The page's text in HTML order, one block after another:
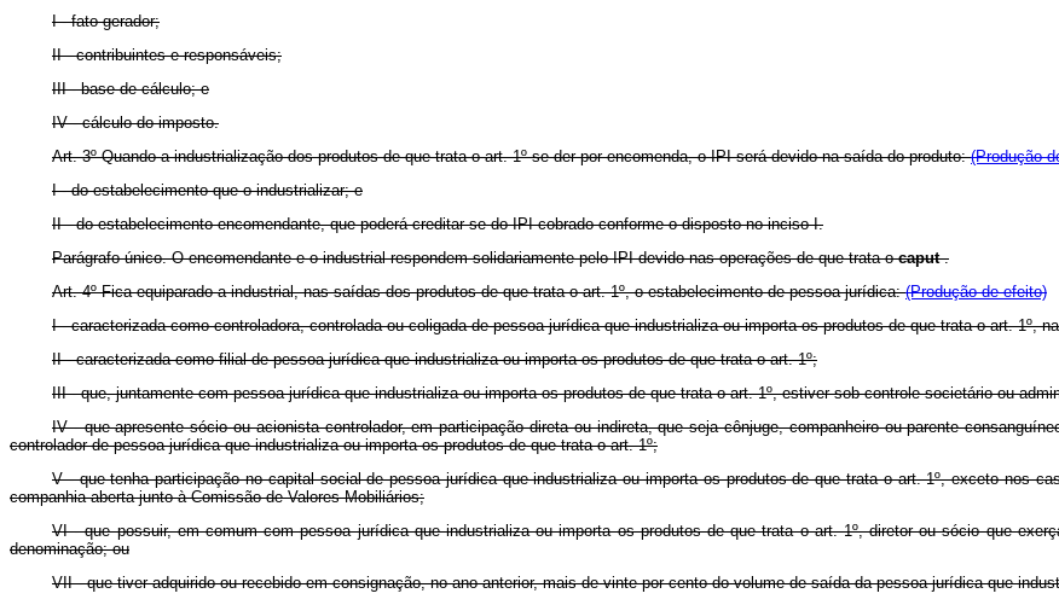
I - fato gerador;
II - contribuintes e responsáveis;
III - base de cálculo; e
IV - cálculo do imposto.
Art. 3º Quando a industrialização dos produtos de que trata o art. 1º se der por encomenda, o IPI será devido na saída do produto:(Produção
I - do estabelecimento que o industrializar; e
II - do estabelecimento encomendante, que poderá creditar-se do IPI cobrado conforme o disposto no inciso I.
Parágrafo único. O encomendante e o industrial respondem solidariamente pelo IPI devido nas operações de que trata ocaput.
Art. 4º Fica equiparado a industrial, nas saídas dos produtos de que trata o art. 1º, o estabelecimento de pessoa jurídica:(Produção de efeito)
I - caracterizada como controladora, controlada ou coligada de pessoa jurídica que industrializa ou importa os produtos de que trata o art. 1º,
II - caracterizada como filial de pessoa jurídica que industrializa ou importa os produtos de que trata o art. 1º;
III - que, juntamente com pessoa jurídica que industrializa ou importa os produtos de que trata o art. 1º, estiver sob controle societário ou
IV - que apresente sócio ou acionista controlador, em participação direta ou indireta, que seja cônjuge, companheiro ou parente
controlador de pessoa jurídica que industrializa ou importa os produtos de que trata o art. 1º;
V - que tenha participação no capital social de pessoa jurídica que industrializa ou importa os produtos de que trata o art. 1º, exceto nos
companhia aberta junto à Comissão de Valores Mobiliários;
VI - que possuir, em comum com pessoa jurídica que industrializa ou importa os produtos de que trata o art. 1º, diretor ou sócio que
denominação; ou
VII - que tiver adquirido ou recebido em consignação, no ano anterior, mais de vinte por cento do volume de saída da pessoa jurídica que